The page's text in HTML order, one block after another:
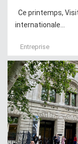
Ce printemps,
internationale...
Entreprise